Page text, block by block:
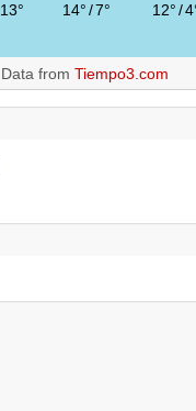
13° 14°/7° 12°/
Data fromTiempo3.com